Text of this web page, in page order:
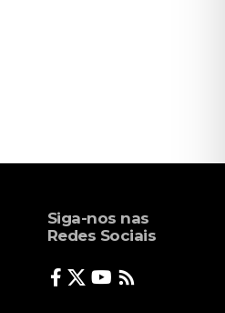
Siga-nos nas
Redes Sociais